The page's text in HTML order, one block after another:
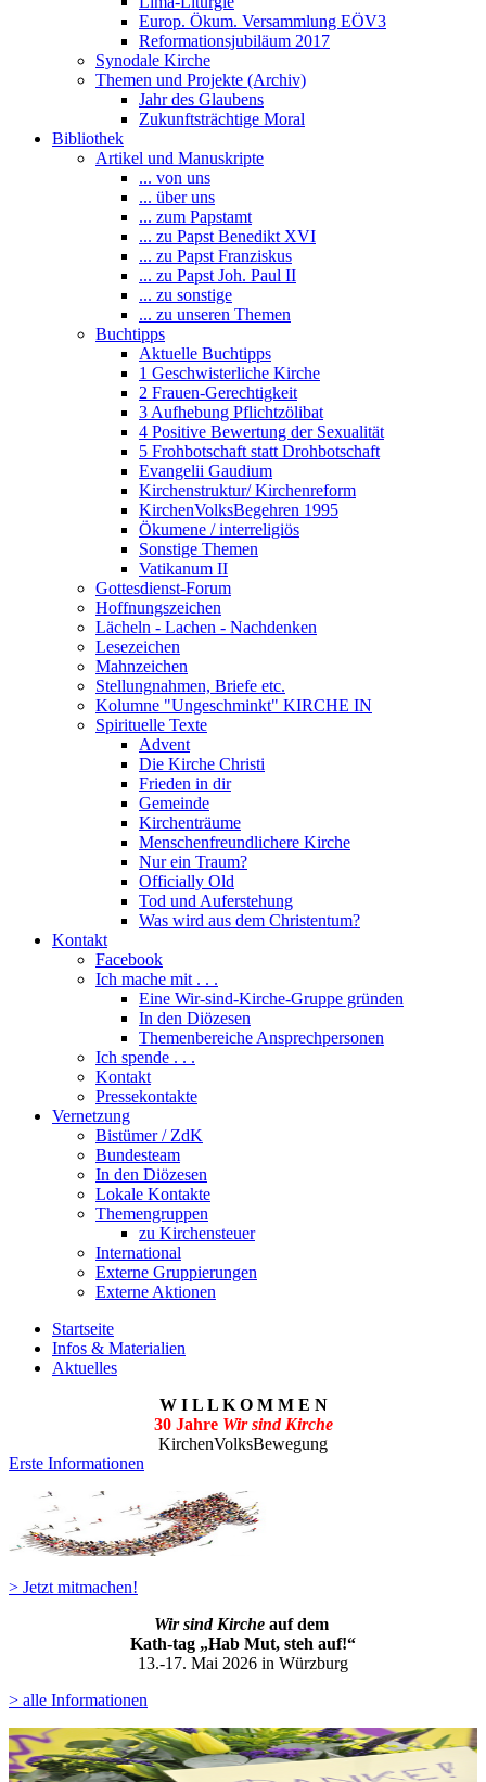
Europ. Ökum. Versammlung EÖV3
Reformationsjubiläum 2017
Synodale Kirche
Themen und Projekte (Archiv)
Jahr des Glaubens
Zukunftsträchtige Moral
Bibliothek
Artikel und Manuskripte
... von uns
... über uns
... zum Papstamt
... zu Papst Benedikt XVI
... zu Papst Franziskus
... zu Papst Joh. Paul II
... zu sonstige
... zu unseren Themen
Buchtipps
Aktuelle Buchtipps
1 Geschwisterliche Kirche
2 Frauen-Gerechtigkeit
3 Aufhebung Pflichtzölibat
4 Positive Bewertung der Sexualität
5 Frohbotschaft statt Drohbotschaft
Evangelii Gaudium
Kirchenstruktur/ Kirchenreform
KirchenVolksBegehren 1995
Ökumene / interreligiös
Sonstige Themen
Vatikanum II
Gottesdienst-Forum
Hoffnungszeichen
Lächeln - Lachen - Nachdenken
Lesezeichen
Mahnzeichen
Stellungnahmen, Briefe etc.
Kolumne "Ungeschminkt" KIRCHE IN
Spirituelle Texte
Advent
Die Kirche Christi
Frieden in dir
Gemeinde
Kirchenträume
Menschenfreundlichere Kirche
Nur ein Traum?
Officially Old
Tod und Auferstehung
Was wird aus dem Christentum?
Kontakt
Facebook
Ich mache mit . . .
Eine Wir-sind-Kirche-Gruppe gründen
In den Diözesen
Themenbereiche Ansprechpersonen
Ich spende . . .
Kontakt
Pressekontakte
Vernetzung
Bistümer / ZdK
Bundesteam
In den Diözesen
Lokale Kontakte
Themengruppen
zu Kirchensteuer
International
Externe Gruppierungen
Externe Aktionen
Startseite
Infos & Materialien
Aktuelles
W I L L K O M M E N
30 Jahre Wir sind Kirche
KirchenVolksBewegung
Erste Informationen
> Jetzt mitmachen!
Wir sind Kirche auf dem
Kath-tag „Hab Mut, steh auf!“
13.-17. Mai 2026 in Würzburg
> alle Informationen